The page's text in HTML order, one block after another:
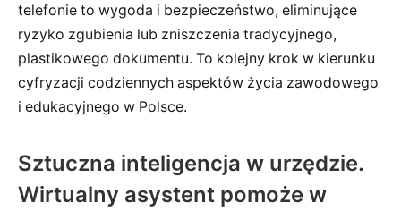
telefonie to wygoda i bezpieczeństwo, eliminujące
ryzyko zgubienia lub zniszczenia tradycyjnego,
plastikowego dokumentu. To kolejny krok w kierunku
cyfryzacji codziennych aspektów życia zawodowego
i edukacyjnego w Polsce.
Sztuczna inteligencja w urzędzie.
Wirtualny asystent pomoże w